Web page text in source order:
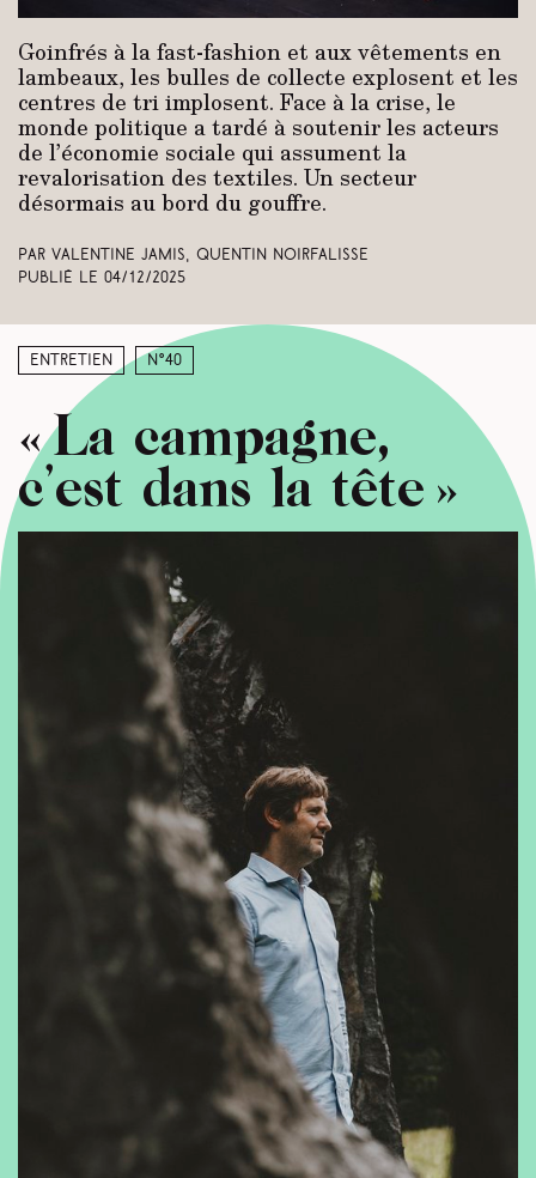
Goinfrés à la fast-fashion et aux vêtements en
lambeaux, les bulles de collecte explosent et les
centres de tri implosent. Face à la crise, le
monde politique a tardé à soutenir les acteurs
de l’économie sociale qui assument la
revalorisation des textiles. Un secteur
désormais au bord du gouffre.
Par Valentine Jamis, Quentin Noirfalisse
Publié le 04/12/2025
Entretien N°40
« La campagne,
c’est dans la tête »